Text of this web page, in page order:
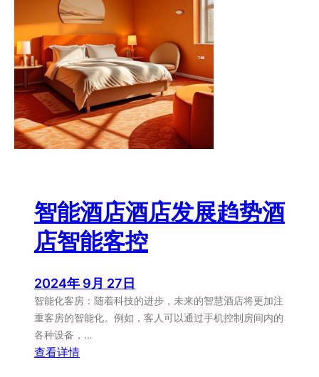
慧
客
控
酒
店
传
统
酒
店
级
智能酒店酒店发展趋势酒
店智能客控
2024年 9月 27日
智能化客房：随着科技的进步，未来的智慧酒店将更加注
重客房的智能化。例如，客人可以通过手机控制房间内的
各种设备，…
查看详情：